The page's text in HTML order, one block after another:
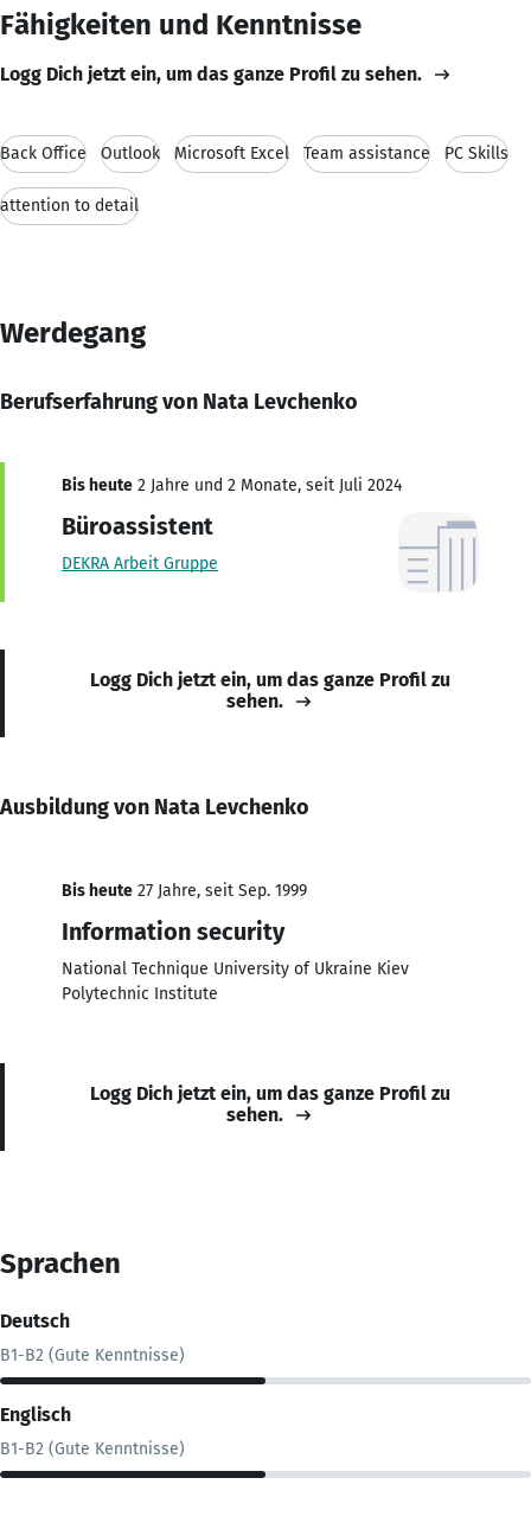
Fähigkeiten und Kenntnisse
Logg Dich jetzt ein, um das ganze Profil zu sehen.
Back Office Outlook Microsoft Excel Team assistance PC Skills
attention to detail
Werdegang
Berufserfahrung von Nata Levchenko
Bis heute 2 Jahre und 2 Monate, seit Juli 2024
Büroassistent
DEKRA Arbeit Gruppe
Logg Dich jetzt ein, um das ganze Profil zu
sehen.
Ausbildung von Nata Levchenko
Bis heute 27 Jahre, seit Sep. 1999
Information security
National Technique University of Ukraine Kiev
Polytechnic Institute
Logg Dich jetzt ein, um das ganze Profil zu
sehen.
Sprachen
Deutsch
B1-B2 (Gute Kenntnisse)
Englisch
B1-B2 (Gute Kenntnisse)